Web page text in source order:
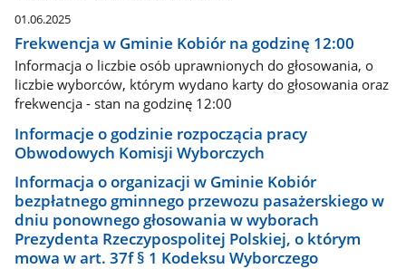
01.06.2025
Frekwencja w Gminie Kobiór na godzinę 12:00
Informacja o liczbie osób uprawnionych do głosowania, o
liczbie wyborców, którym wydano karty do głosowania oraz
frekwencja - stan na godzinę 12:00
Informacje o godzinie rozpoczącia pracy
Obwodowych Komisji Wyborczych
Informacja o organizacji w Gminie Kobiór
bezpłatnego gminnego przewozu pasażerskiego w
dniu ponownego głosowania w wyborach
Prezydenta Rzeczypospolitej Polskiej, o którym
mowa w art. 37f § 1 Kodeksu Wyborczego